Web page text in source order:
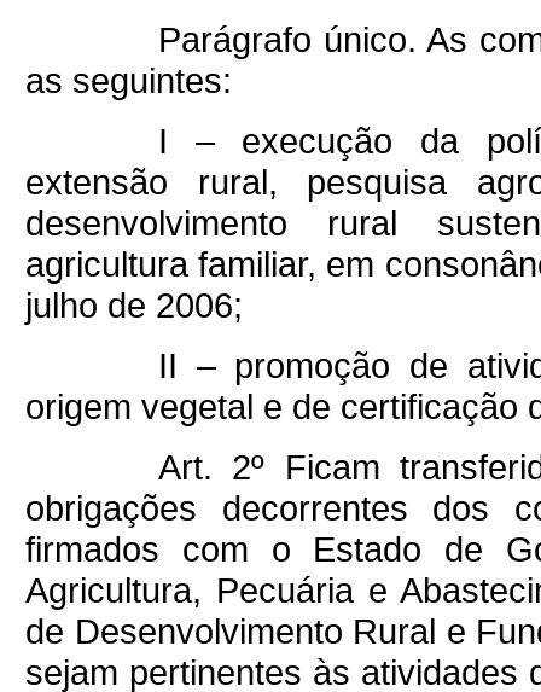
Parágrafo único. As
as seguintes:
I – execução da
extensão rural, pesquisa
desenvolvimento rural
agricultura familiar, em
julho de 2006;
II – promoção de
origem vegetal e de certificação
Art. 2º Ficam
obrigações decorrentes dos
firmados com o Estado de
Agricultura, Pecuária e
de Desenvolvimento Rural e
sejam pertinentes às atividades